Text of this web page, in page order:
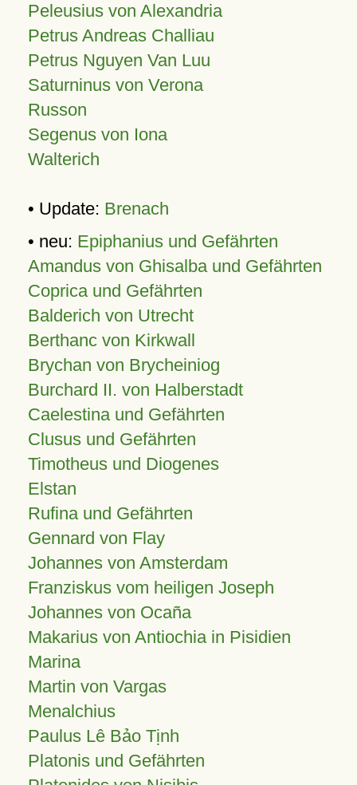
Peleusius von Alexandria
Petrus Andreas Challiau
Petrus Nguyen Van Luu
Saturninus von Verona
Russon
Segenus von Iona
Walterich
• Update: Brenach
• neu: Epiphanius und Gefährten
Amandus von Ghisalba und Gefährten
Coprica und Gefährten
Balderich von Utrecht
Berthanc von Kirkwall
Brychan von Brycheiniog
Burchard II. von Halberstadt
Caelestina und Gefährten
Clusus und Gefährten
Timotheus und Diogenes
Elstan
Rufina und Gefährten
Gennard von Flay
Johannes von Amsterdam
Franziskus vom heiligen Joseph
Johannes von Ocaña
Makarius von Antiochia in Pisidien
Marina
Martin von Vargas
Menalchius
Paulus Lê Bảo Tịnh
Platonis und Gefährten